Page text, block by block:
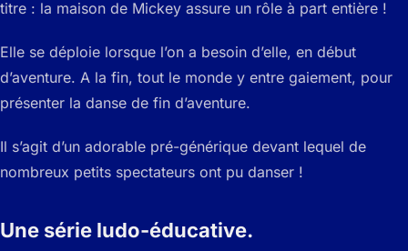
titre : la maison de Mickey assure un rôle à part entière !
Elle se déploie lorsque l’on a besoin d’elle, en début
d’aventure. A la fin, tout le monde y entre gaiement, pour
présenter la danse de fin d’aventure.
Il s’agit d’un adorable pré-générique devant lequel de
nombreux petits spectateurs ont pu danser !
Une série ludo-éducative.